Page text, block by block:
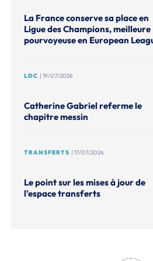
La France conserve sa place en
Ligue des Champions, meilleure
pourvoyeuse en European
LDC | 19/07/2026
Catherine Gabriel referme le
chapitre messin
TRANSFERTS | 17/07/2026
Le point sur les mises à jour de
l'espace transferts